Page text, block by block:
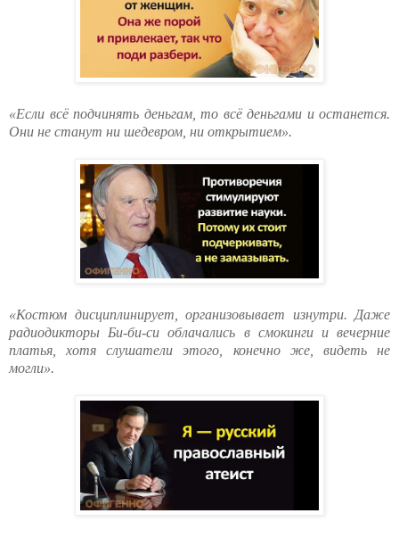
«Если всё подчинять деньгам, то всё деньгами и останется.
Они не станут ни шедевром, ни открытием».
«Костюм дисциплинирует, организовывает изнутри. Даже
радиодикторы Би-би-си облачались в смокинги и вечерние
платья, хотя слушатели этого, конечно же, видеть не
могли».